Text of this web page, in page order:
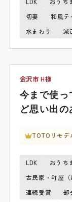
切妻
和風テ
水まわり
減
金沢市 H様
今まで使っ
ど思い出
TOTOリモデ
LDK おうち
古民家・町屋（
連続受賞
部